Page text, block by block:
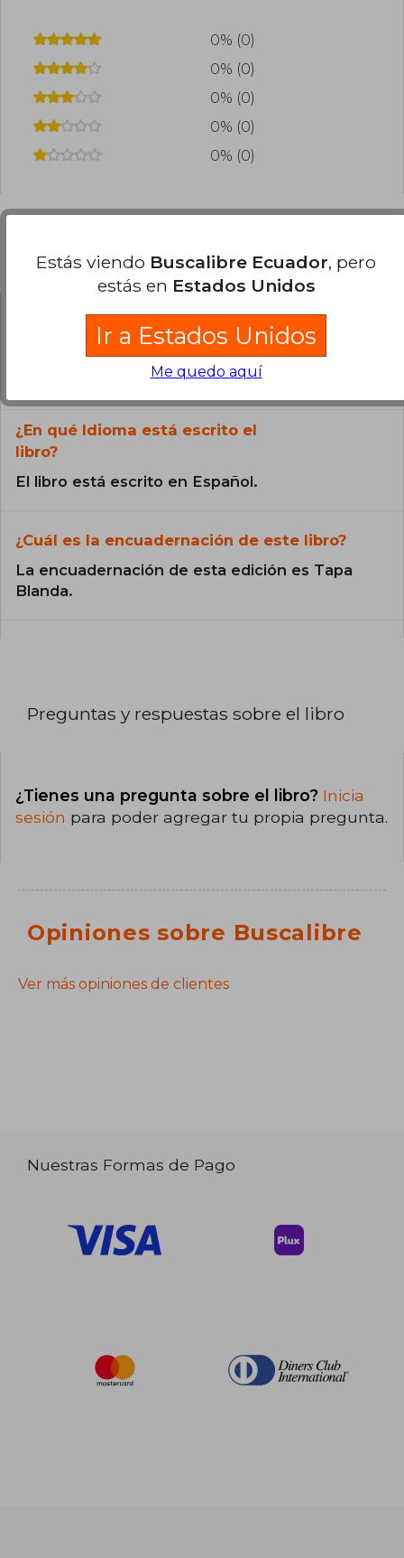
0% (0)
0% (0)
0% (0)
0% (0)
0% (0)
Preguntas frecuentes sobre el libro
¿El libro es original?
Todos los libros de nuestro
catálogo son Originales.
¿En qué Idioma está escrito el
libro?
El libro está escrito en Español.
¿Cuál es la encuadernación de este libro?
La encuadernación de esta edición es Tapa
Blanda.
Preguntas y respuestas sobre el libro
¿Tienes una pregunta sobre el libro? Inicia
sesión para poder agregar tu propia pregunta.
Opiniones sobre Buscalibre
Ver más opiniones de clientes
Nuestras Formas de Pago
Estás viendo Buscalibre Ecuador, pero
estás en Estados Unidos
Ir a Estados Unidos
Me quedo aquí